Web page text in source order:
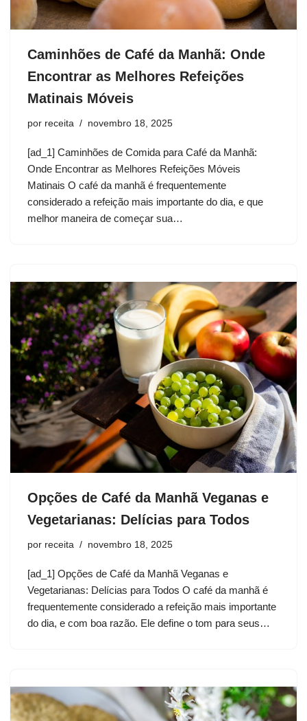
Caminhões de Café da Manhã: Onde
Encontrar as Melhores Refeições
Matinais Móveis
por receita novembro 18, 2025
[ad_1] Caminhões de Comida para Café da Manhã:
Onde Encontrar as Melhores Refeições Móveis
Matinais O café da manhã é frequentemente
considerado a refeição mais importante do dia, e que
melhor maneira de começar sua…
Opções de Café da Manhã Veganas e
Vegetarianas: Delícias para Todos
por receita novembro 18, 2025
[ad_1] Opções de Café da Manhã Veganas e
Vegetarianas: Delícias para Todos O café da manhã é
frequentemente considerado a refeição mais importante
do dia, e com boa razão. Ele define o tom para seus…